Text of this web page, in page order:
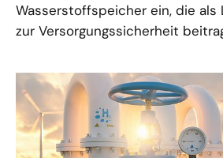
Wasserstoffspeicher ein, die als
zur Versorgungssicherheit